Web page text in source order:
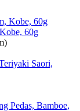
60g
Saori,
Pedas, Bamboe,